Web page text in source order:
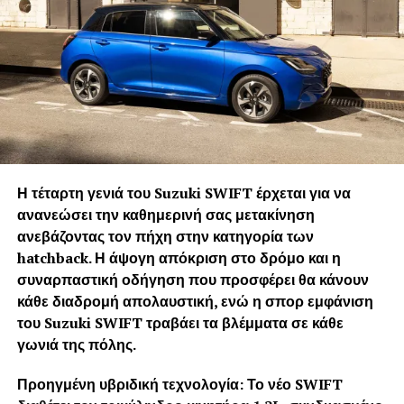
Η τέταρτη γενιά του Suzuki SWIFT έρχεται για να
ανανεώσει την καθημερινή σας μετακίνηση
ανεβάζοντας τον πήχη στην κατηγορία των
hatchback. Η άψογη απόκριση στο δρόμο και η
συναρπαστική οδήγηση που προσφέρει θα κάνουν
κάθε διαδρομή απολαυστική, ενώ η σπορ εμφάνιση
του Suzuki SWIFT τραβάει τα βλέμματα σε κάθε
γωνιά της πόλης.
Προηγμένη υβριδική τεχνολογία:Το νέο SWIFT